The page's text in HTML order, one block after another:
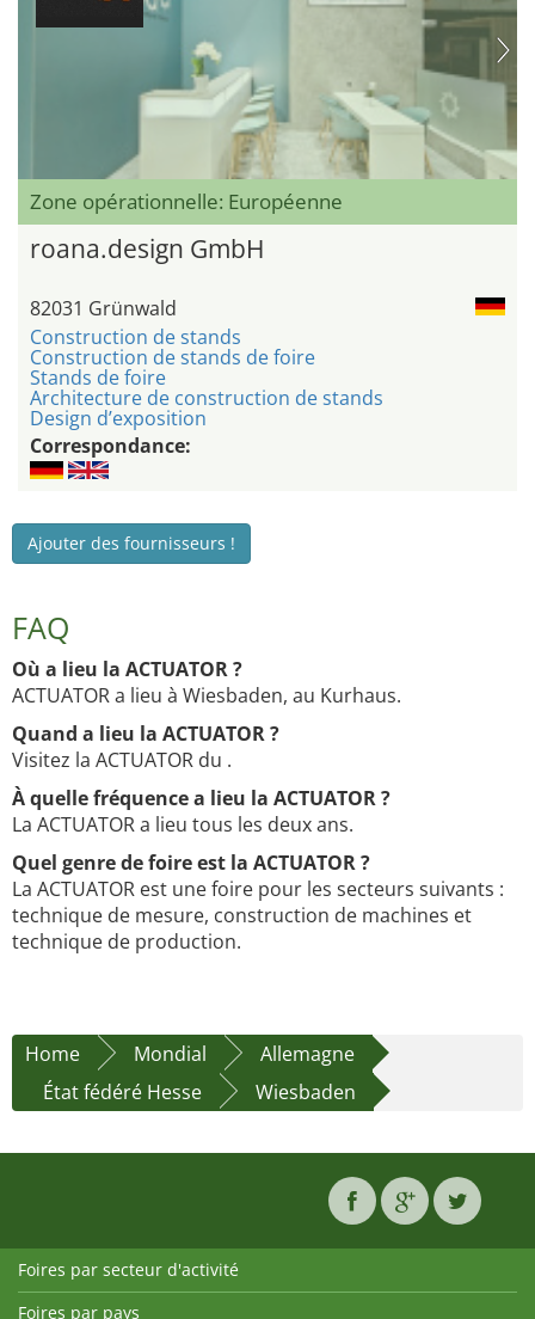
Zone opérationnelle: Européenne
roana.design GmbH
82031 Grünwald
Construction de stands
Construction de stands de foire
Stands de foire
Architecture de construction de stands
Design d’exposition
Correspondance:
Ajouter des fournisseurs !
FAQ
Où a lieu la ACTUATOR ?
ACTUATOR a lieu à Wiesbaden, au Kurhaus.
Quand a lieu la ACTUATOR ?
Visitez la ACTUATOR du .
À quelle fréquence a lieu la ACTUATOR ?
La ACTUATOR a lieu tous les deux ans.
Quel genre de foire est la ACTUATOR ?
La ACTUATOR est une foire pour les secteurs suivants :
technique de mesure, construction de machines et
technique de production.
Home Mondial
Allemagne
État fédéré Hesse
Wiesbaden
Foires par secteur d'activité
Foires par pays